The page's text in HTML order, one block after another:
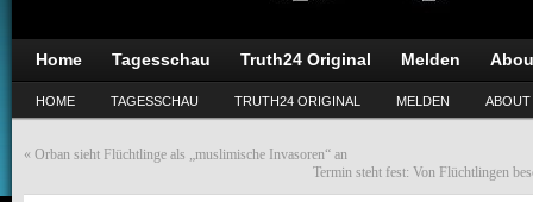
Home Tagesschau Truth24 Original Melden
HOME TAGESSCHAU TRUTH24 ORIGINAL MELDEN ABOUT
« Orban sieht Flüchtlinge als „muslimische Invasoren“ an
Termin steht fest: Von Flüchtlingen